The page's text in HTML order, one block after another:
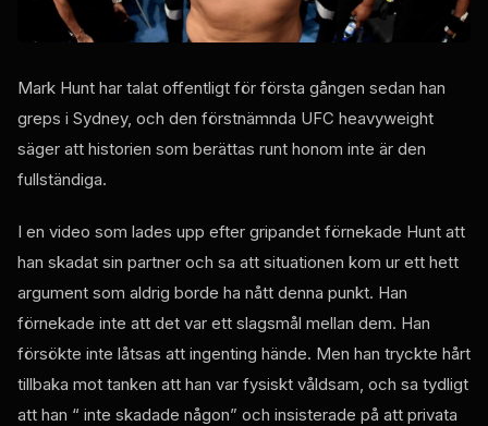
Mark Hunt har talat offentligt för första gången sedan han
greps i Sydney, och den förstnämnda UFC heavyweight
säger att historien som berättas runt honom inte är den
fullständiga.
I en video som lades upp efter gripandet förnekade Hunt att
han skadat sin partner och sa att situationen kom ur ett hett
argument som aldrig borde ha nått denna punkt. Han
förnekade inte att det var ett slagsmål mellan dem. Han
försökte inte låtsas att ingenting hände. Men han tryckte hårt
tillbaka mot tanken att han var fysiskt våldsam, och sa tydligt
att han “ inte skadade någon” och insisterade på att privata